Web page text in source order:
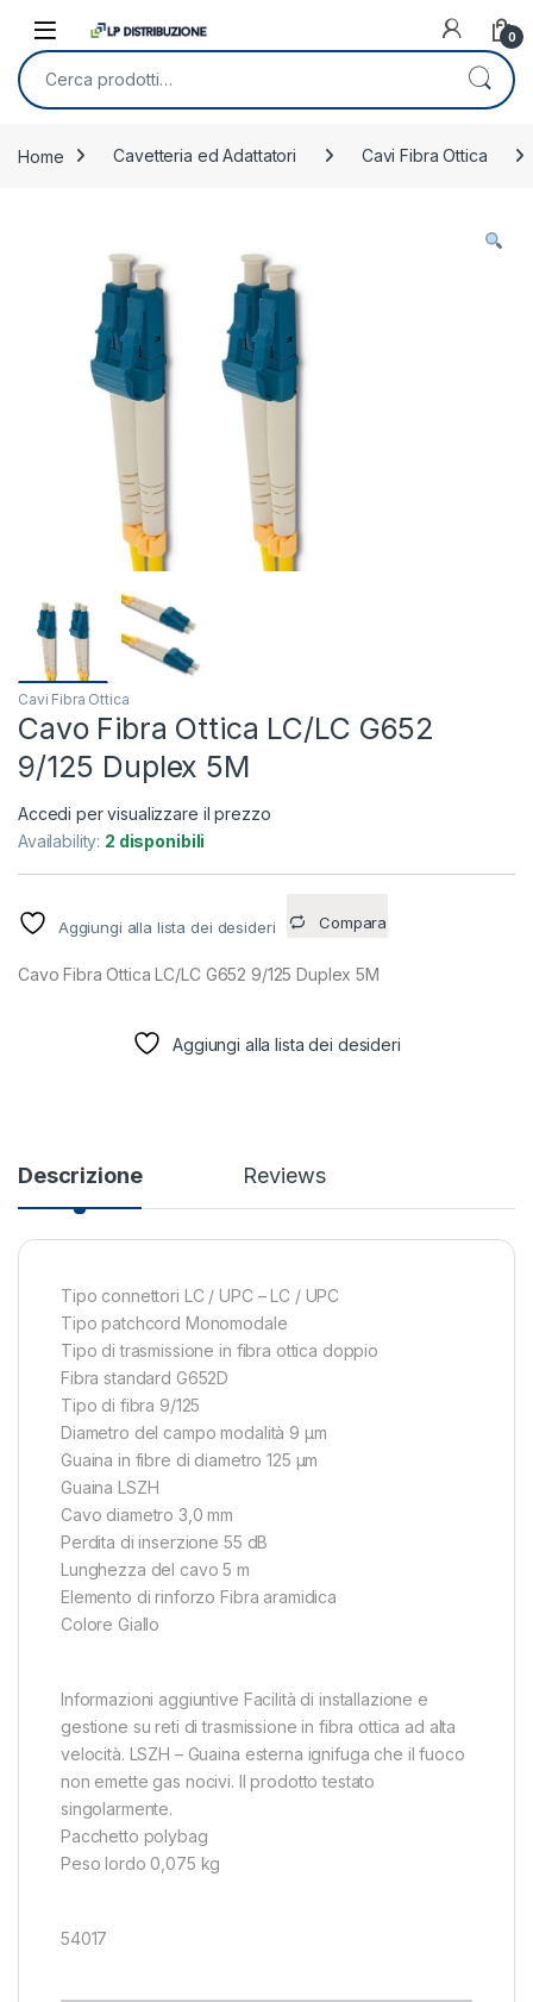
0
Cerca:
Home Cavetteria ed Adattatori Cavi Fibra Ottica
Cavi Fibra Ottica
Cavo Fibra Ottica LC/LC G652
9/125 Duplex 5M
Accedi per visualizzare il prezzo
Availability: 2 disponibili
Aggiungi alla lista dei desideri Compara
Cavo Fibra Ottica LC/LC G652 9/125 Duplex 5M
Aggiungi alla lista dei desideri
Descrizione Reviews
Tipo connettori LC / UPC – LC / UPC
Tipo patchcord Monomodale
Tipo di trasmissione in fibra ottica doppio
Fibra standard G652D
Tipo di fibra 9/125
Diametro del campo modalità 9 µm
Guaina in fibre di diametro 125 µm
Guaina LSZH
Cavo diametro 3,0 mm
Perdita di inserzione 55 dB
Lunghezza del cavo 5 m
Elemento di rinforzo Fibra aramidica
Colore Giallo
Informazioni aggiuntive Facilità di installazione e
gestione su reti di trasmissione in fibra ottica ad alta
velocità. LSZH – Guaina esterna ignifuga che il fuoco
non emette gas nocivi. Il prodotto testato
singolarmente.
Pacchetto polybag
Peso lordo 0,075 kg
54017